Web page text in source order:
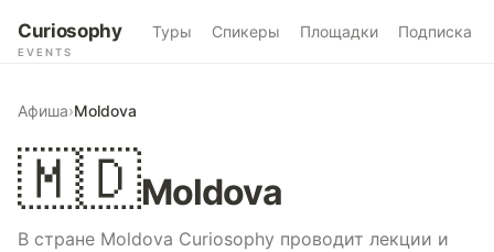
Curiosophy
EVENTS
Туры Спикеры Площадки Подписка
Афиша›Moldova
🇲🇩Moldova
В стране Moldova Curiosophy проводит лекции и